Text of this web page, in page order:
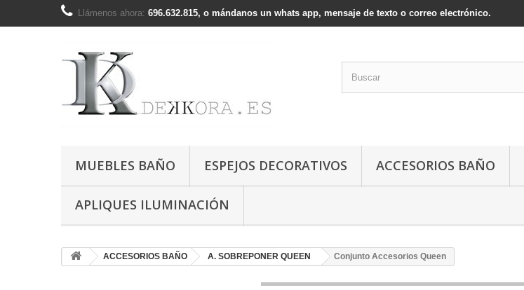
Llámenos ahora: 696.632.815, o mándanos un whats app, mensaje de texto o correo electrónico.
MUEBLES BAÑO ESPEJOS DECORATIVOS ACCESORIOS BAÑO
APLIQUES ILUMINACIÓN
ACCESORIOS BAÑO A. SOBREPONER QUEEN Conjunto Accesorios Queen